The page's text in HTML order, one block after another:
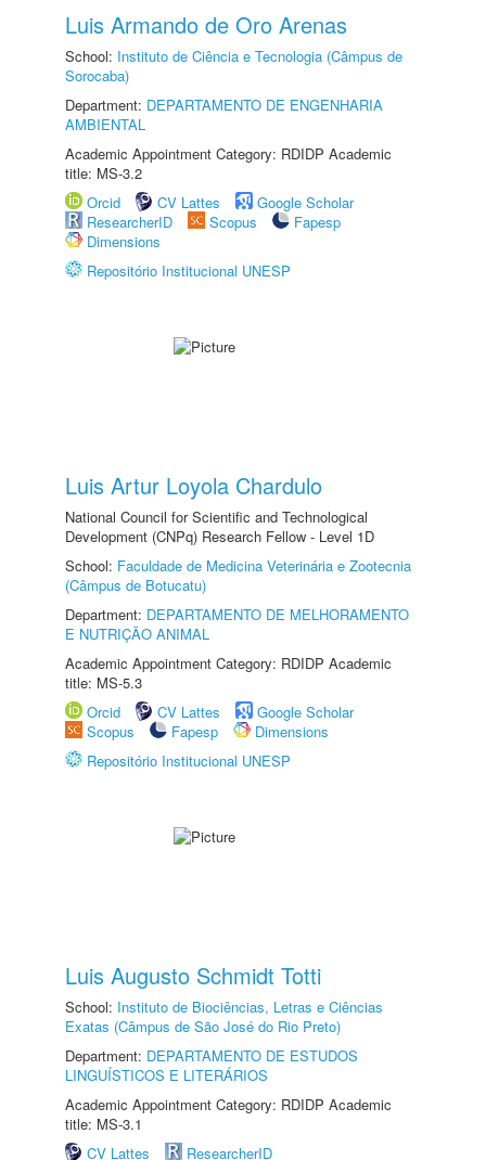
Luis Armando de Oro Arenas
School: Instituto de Ciência e Tecnologia (Câmpus de
Sorocaba)
Department: DEPARTAMENTO DE ENGENHARIA
AMBIENTAL
Academic Appointment Category: RDIDP Academic
title: MS-3.2
Orcid
CV Lattes
Google Scholar
ResearcherID
Scopus
Fapesp
Dimensions
Repositório Institucional UNESP
Luis Artur Loyola Chardulo
National Council for Scientific and Technological
Development (CNPq) Research Fellow - Level 1D
School: Faculdade de Medicina Veterinária e Zootecnia
(Câmpus de Botucatu)
Department: DEPARTAMENTO DE MELHORAMENTO
E NUTRIÇÃO ANIMAL
Academic Appointment Category: RDIDP Academic
title: MS-5.3
Orcid
CV Lattes
Google Scholar
Scopus
Fapesp
Dimensions
Repositório Institucional UNESP
Luis Augusto Schmidt Totti
School: Instituto de Biociências, Letras e Ciências
Exatas (Câmpus de São José do Rio Preto)
Department: DEPARTAMENTO DE ESTUDOS
LINGUÍSTICOS E LITERÁRIOS
Academic Appointment Category: RDIDP Academic
title: MS-3.1
CV Lattes
ResearcherID